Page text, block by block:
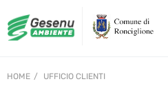
HOME UFFICIO CLIENTI